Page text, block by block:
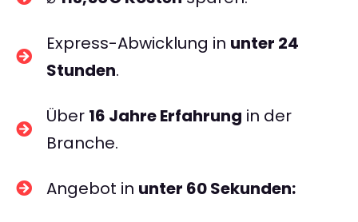
Express-Abwicklung in unter 24
Stunden.
Über 16 Jahre Erfahrung in der
Branche.
Angebot in unter 60 Sekunden: